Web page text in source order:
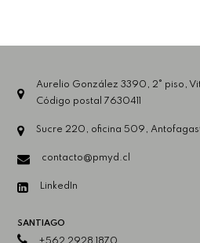
Aurelio González 3390, 2° piso,
Código postal 7630411
Sucre 220, oficina 509,
contacto@pmyd.cl
LinkedIn
SANTIAGO